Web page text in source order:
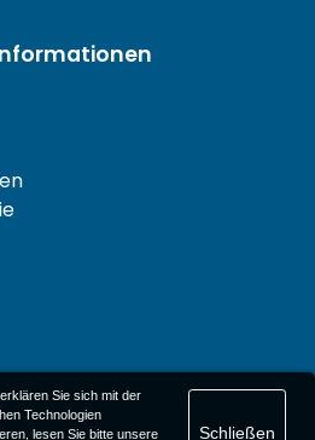
Sie sich mit der
Technologien
lesen Sie bitte unsere
Schließen